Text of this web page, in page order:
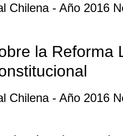
Chilena - Año 2016
la Reforma
Chilena - Año 2016